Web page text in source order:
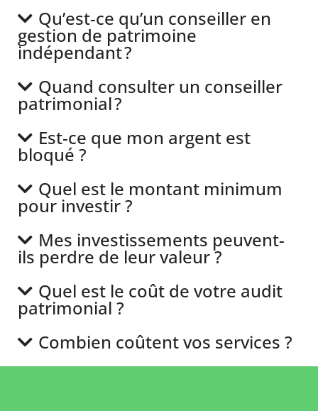
Qu’est-ce qu’un conseiller en
gestion de patrimoine
indépendant ?
Quand consulter un conseiller
patrimonial ?
Est-ce que mon argent est
bloqué ?
Quel est le montant minimum
pour investir ?
Mes investissements peuvent-
ils perdre de leur valeur ?
Quel est le coût de votre audit
patrimonial ?
Combien coûtent vos services ?